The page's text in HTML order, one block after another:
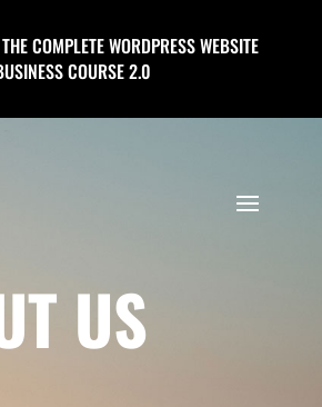
COMPLETE WORDPRESS WEBSITE
COURSE 2.0
US